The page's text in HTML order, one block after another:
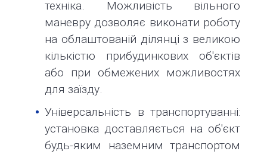
техніка. Можливість вільного
маневру дозволяє виконати роботу
на облаштованій ділянці з великою
кількістю прибудинкових об'єктів
або при обмежених можливостях
для заїзду.
Універсальність в транспортуванні:
установка доставляється на об'єкт
будь-яким наземним транспортом